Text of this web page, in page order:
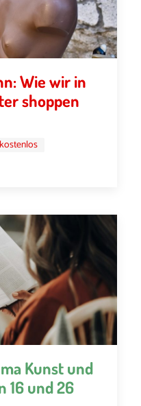
Wie wir in
shoppen
kostenlos
Kunst und
16 und 26